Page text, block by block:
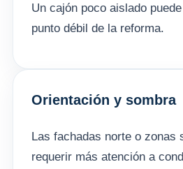
Un cajón poco aislado
punto débil de la reforma.
Orientación y sombra
Las fachadas norte o zonas
requerir más atención a